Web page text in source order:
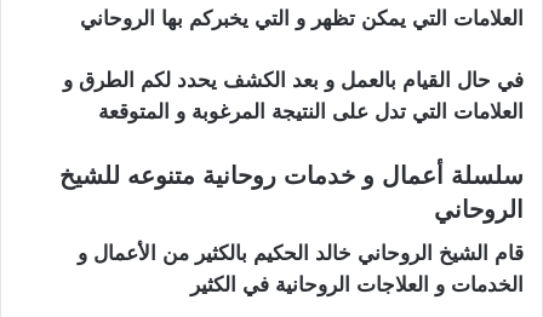
العلامات التي يمكن تظهر و التي يخبركم بها الروحاني
في حال القيام بالعمل و بعد الكشف يحدد لكم الطرق و
العلامات التي تدل على النتيجة المرغوبة و المتوقعة
سلسلة أعمال و خدمات روحانية متنوعه للشيخ
الروحاني
قام الشيخ الروحاني خالد الحكيم بالكثير من الأعمال و
الخدمات و العلاجات الروحانية في الكثير